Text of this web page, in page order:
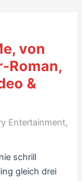
von
Roman,
&
Entertainment,
schrill
gleich drei